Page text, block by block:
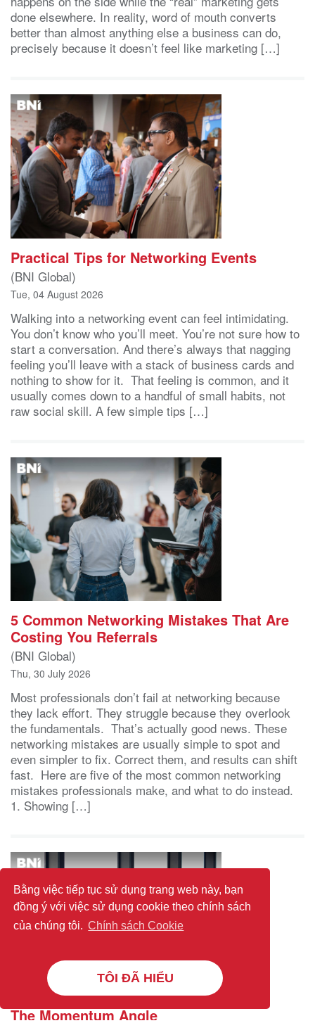
Bằng việc tiếp tục sử dụng trang web này, bạn
đồng ý với việc sử dụng cookie theo chính sách
của chúng tôi. Chính sách Cookie
TÔI ĐÃ HIỂU
done elsewhere. In reality, word of mouth converts
better than almost anything else a business can do,
precisely because it doesn’t feel like marketing […]
Practical Tips for Networking Events
(BNI Global)
Tue, 04 August 2026
Walking into a networking event can feel intimidating.
You don’t know who you’ll meet. You’re not sure how to
start a conversation. And there’s always that nagging
feeling you’ll leave with a stack of business cards and
nothing to show for it. That feeling is common, and it
usually comes down to a handful of small habits, not
raw social skill. A few simple tips […]
5 Common Networking Mistakes That Are
Costing You Referrals
(BNI Global)
Thu, 30 July 2026
Most professionals don’t fail at networking because
they lack effort. They struggle because they overlook
the fundamentals. That’s actually good news. These
networking mistakes are usually simple to spot and
even simpler to fix. Correct them, and results can shift
fast. Here are five of the most common networking
mistakes professionals make, and what to do instead.
1. Showing […]
The Momentum Angle